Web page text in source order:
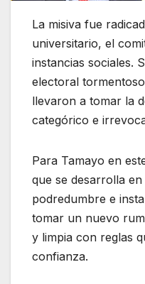
La misiva fue
universitario, el
instancias sociales.
electoral
llevaron a tomar la
categórico e
Para Tamayo en
que se desarrolla
podredumbre e
tomar un nuevo
y limpia con reglas
confianza.